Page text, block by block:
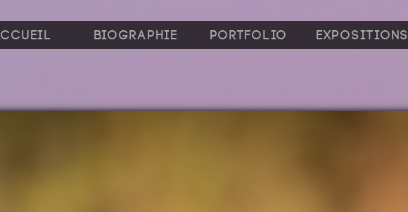
Accueil Biographie Portfolio Expositions